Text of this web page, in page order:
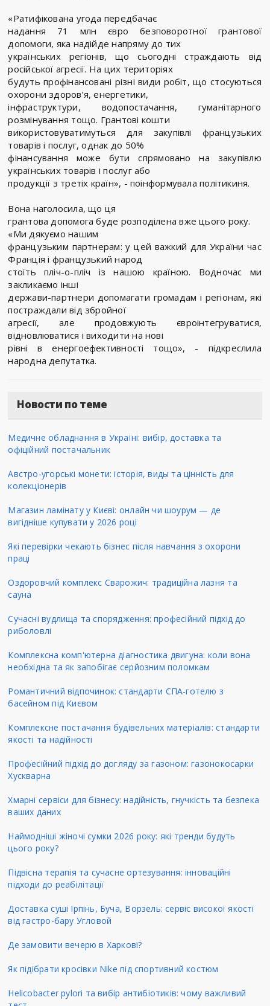
«Ратифікована угода передбачає
надання 71 млн євро безповоротної грантової
допомоги, яка надійде напряму до тих
українських регіонів, що сьогодні страждають від
російської агресії. На цих територіях
будуть профінансовані різні види робіт, що стосуються
охорони здоров’я, енергетики,
інфраструктури, водопостачання, гуманітарного
розмінування тощо. Грантові кошти
використовуватимуться для закупівлі французьких
товарів і послуг, однак до 50%
фінансування може бути спрямовано на закупівлю
українських товарів і послуг або
продукції з третіх країн», - поінформувала політикиня.
Вона наголосила, що ця
грантова допомога буде розподілена вже цього року.
«Ми дякуємо нашим
французьким партнерам: у цей важкий для України час
Франція і французький народ
стоїть пліч-о-пліч із нашою країною. Водночас ми
закликаємо інші
держави-партнери допомагати громадам і регіонам, які
постраждали від збройної
агресії, але продовжують євроінтегруватися,
відновлюватися і виходити на нові
рівні в енергоефективності тощо», - підкреслила
народна депутатка.
Новости по теме
Медичне обладнання в Україні: вибір, доставка та
офіційний постачальник
Австро-угорські монети: історія, виды та цінність для
колекціонерів
Магазин ламінату у Києві: онлайн чи шоурум — де
вигідніше купувати у 2026 році
Які перевірки чекають бізнес після навчання з охорони
праці
Оздоровчий комплекс Сварожич: традиційна лазня та
сауна
Сучасні вудлища та спорядження: професійний підхід до
риболовлі
Комплексна комп'ютерна діагностика двигуна: коли вона
необхідна та як запобігає серйозним поломкам
Романтичний відпочинок: стандарти СПА-готелю з
басейном під Києвом
Комплексне постачання будівельних матеріалів: стандарти
якості та надійності
Професійний підхід до догляду за газоном: газонокосарки
Хускварна
Хмарні сервіси для бізнесу: надійність, гнучкість та безпека
ваших даних
Наймодніші жіночі сумки 2026 року: які тренди будуть
цього року?
Підвісна терапія та сучасне ортезування: інноваційні
підходи до реабілітації
Доставка суші Ірпінь, Буча, Ворзель: сервіс високої якості
від гастро-бару Угловой
Де замовити вечерю в Харкові?
Як підібрати кросівки Nike під спортивний костюм
Helicobacter pylori та вибір антибіотиків: чому важливий